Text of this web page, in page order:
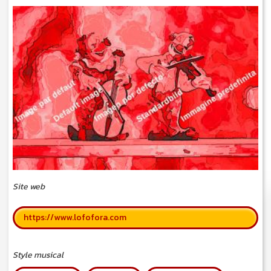
Site web
https://www.lofofora.com
Style musical